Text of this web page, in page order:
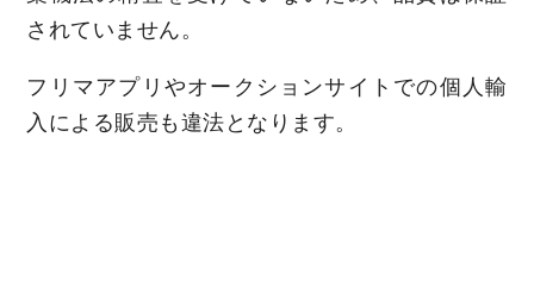
されていません。
フリマアプリやオークションサイトでの個人輸
入による販売も違法となります。